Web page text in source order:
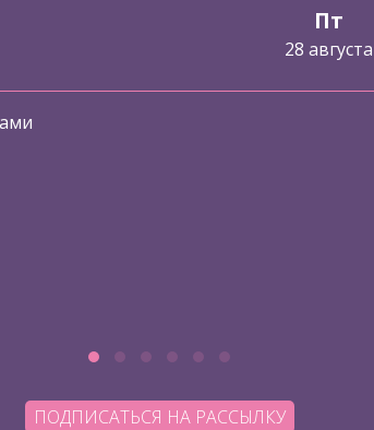
Пт
28 августа
ПОДПИСАТЬСЯ НА РАССЫЛКУ